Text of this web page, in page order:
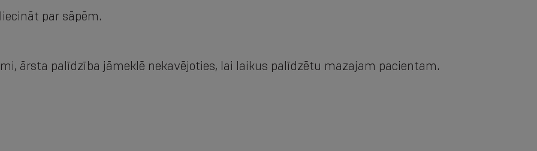
par sāpēm.
ārsta palīdzība jāmeklē nekavējoties, lai laikus palīdzētu mazajam pacientam.